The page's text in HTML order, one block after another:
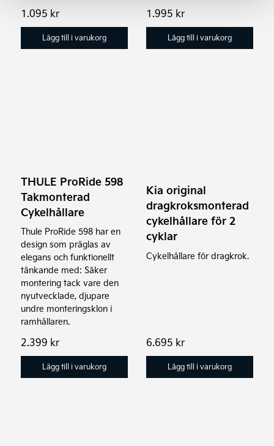
1.095 kr
Lägg till i varukorg
1.995 kr
Lägg till i varukorg
THULE ProRide 598
Takmonterad
Cykelhållare
Thule ProRide 598 har en
design som präglas av
elegans och funktionellt
tänkande med: Säker
montering tack vare den
nyutvecklade, djupare
undre monteringsklon i
ramhållaren.
2.399 kr
Lägg till i varukorg
Kia original
dragkroksmonterad
cykelhållare för 2
cyklar
Cykelhållare för dragkrok.
6.695 kr
Lägg till i varukorg